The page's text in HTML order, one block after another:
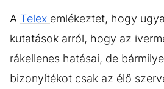
A Telex emlékeztet, hogy
kutatások arról, hogy az
rákellenes hatásai, de
bizonyítékot csak az élő